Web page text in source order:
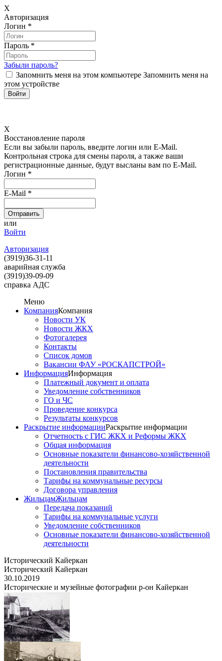
X
Авторизация
Логин *
Пароль *
Забыли пароль?
Запомнить меня на этом компьютере Запомнить меня на
этом устройстве
X
Восстановление пароля
Если вы забыли пароль, введите логин или E-Mail.
Контрольная строка для смены пароля, а также ваши
регистрационные данные, будут высланы вам по E-Mail.
Логин *
E-Mail *
или
Войти
Авторизация
(3919)36-31-11
аварийная служба
(3919)39-09-09
справка АДС
Меню
КомпанияКомпания
Новости УК
Новости ЖКХ
Фотогалерея
Контакты
Список домов
Вакансии ФАУ «РОСКАПСТРОЙ»
ИнформацияИнформация
Платежный документ и оплата
Уведомление собственников
ГО и ЧС
Проведение конкурса
Результаты конкурсов
Раскрытие информацииРаскрытие информации
Отчетность с ГИС ЖКХ и Реформы ЖКХ
Общая информация
Основные показатели финансово-хозяйственной
деятельности
Постановления правительства
Тарифы на коммунальные ресурсы
Договора управления
ЖильцамЖильцам
Передача показаний
Тарифы на коммунальные услуги
Уведомление собственников
Основные показатели финансово-хозяйственной
деятельности
Исторический Кайеркан
Исторический Кайеркан
30.10.2019
Исторические и музейные фотографии р-он Кайеркан